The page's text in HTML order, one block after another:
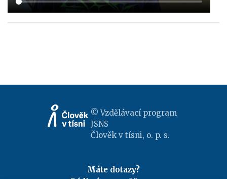
© Vzdělávací program
JSNS
Člověk v tísni, o. p. s.
Máte dotazy?